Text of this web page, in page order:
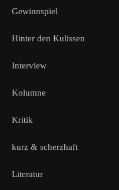
Gewinnspiel
Hinter den Kulissen
Interview
Kolumne
Kritik
kurz & scherzhaft
Literatur